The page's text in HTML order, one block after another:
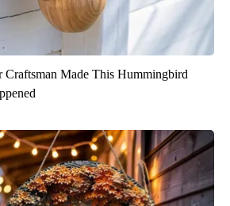
Craftsman Made This Hummingbird